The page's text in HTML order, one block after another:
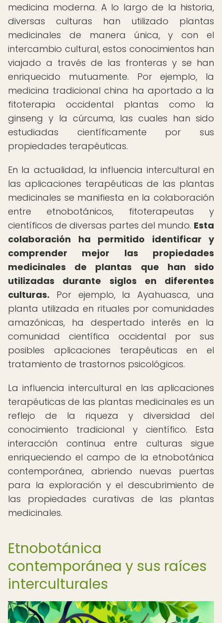
medicina moderna. A lo largo de la historia,
diversas culturas han utilizado plantas
medicinales de manera única, y con el
intercambio cultural, estos conocimientos han
viajado a través de las fronteras y se han
enriquecido mutuamente. Por ejemplo, la
medicina tradicional china ha aportado a la
fitoterapia occidental plantas como la
ginseng y la cúrcuma, las cuales han sido
estudiadas científicamente por sus
propiedades terapéuticas.
En la actualidad, la influencia intercultural en
las aplicaciones terapéuticas de las plantas
medicinales se manifiesta en la colaboración
entre etnobotánicos, fitoterapeutas y
científicos de diversas partes del mundo. Esta
colaboración ha permitido identificar y
comprender mejor las propiedades
medicinales de plantas que han sido
utilizadas durante siglos en diferentes
culturas. Por ejemplo, la Ayahuasca, una
planta utilizada en rituales por comunidades
amazónicas, ha despertado interés en la
comunidad científica occidental por sus
posibles aplicaciones terapéuticas en el
tratamiento de trastornos psicológicos.
La influencia intercultural en las aplicaciones
terapéuticas de las plantas medicinales es un
reflejo de la riqueza y diversidad del
conocimiento tradicional y científico. Esta
interacción continua entre culturas sigue
enriqueciendo el campo de la etnobotánica
contemporánea, abriendo nuevas puertas
para la exploración y el descubrimiento de
las propiedades curativas de las plantas
medicinales.
Etnobotánica
contemporánea y sus raíces
interculturales